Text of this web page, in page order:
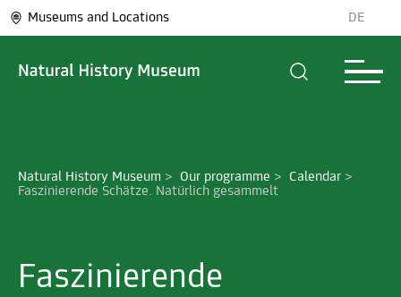
Museums and Locations DE
Natural History Museum > Our programme > Calendar >
Faszinierende Schätze. Natürlich gesammelt
Faszinierende